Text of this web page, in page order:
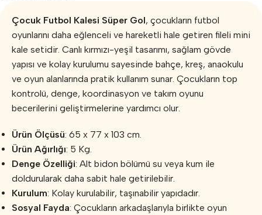
Çocuk Futbol Kalesi Süper Gol, çocukların futbol
oyunlarını daha eğlenceli ve hareketli hale getiren fileli mini
kale setidir. Canlı kırmızı-yeşil tasarımı, sağlam gövde
yapısı ve kolay kurulumu sayesinde bahçe, kreş, anaokulu
ve oyun alanlarında pratik kullanım sunar. Çocukların top
kontrolü, denge, koordinasyon ve takım oyunu
becerilerini geliştirmelerine yardımcı olur.
Ürün Ölçüsü: 65 x 77 x 103 cm.
Ürün Ağırlığı: 5 Kg.
Denge Özelliği: Alt bidon bölümü su veya kum ile
doldurularak daha sabit hale getirilebilir.
Kurulum: Kolay kurulabilir, taşınabilir yapıdadır.
Sosyal Fayda: Çocukların arkadaşlarıyla birlikte oyun